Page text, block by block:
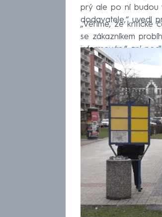
prý ale po ní budou
dodavatele,“ uvedl
„Věříme, že kritické
se zákazníkem
informován,“zní